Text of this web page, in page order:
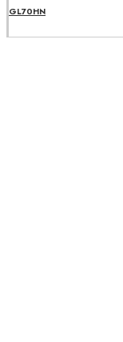
GL70HN